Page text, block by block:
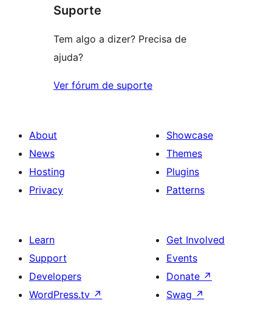
reviews
Suporte
Tem algo a dizer? Precisa de
ajuda?
Ver fórum de suporte
About
News
Hosting
Privacy
Showcase
Themes
Plugins
Patterns
Learn
Support
Developers
WordPress.tv ↗
Get Involved
Events
Donate ↗
Swag ↗